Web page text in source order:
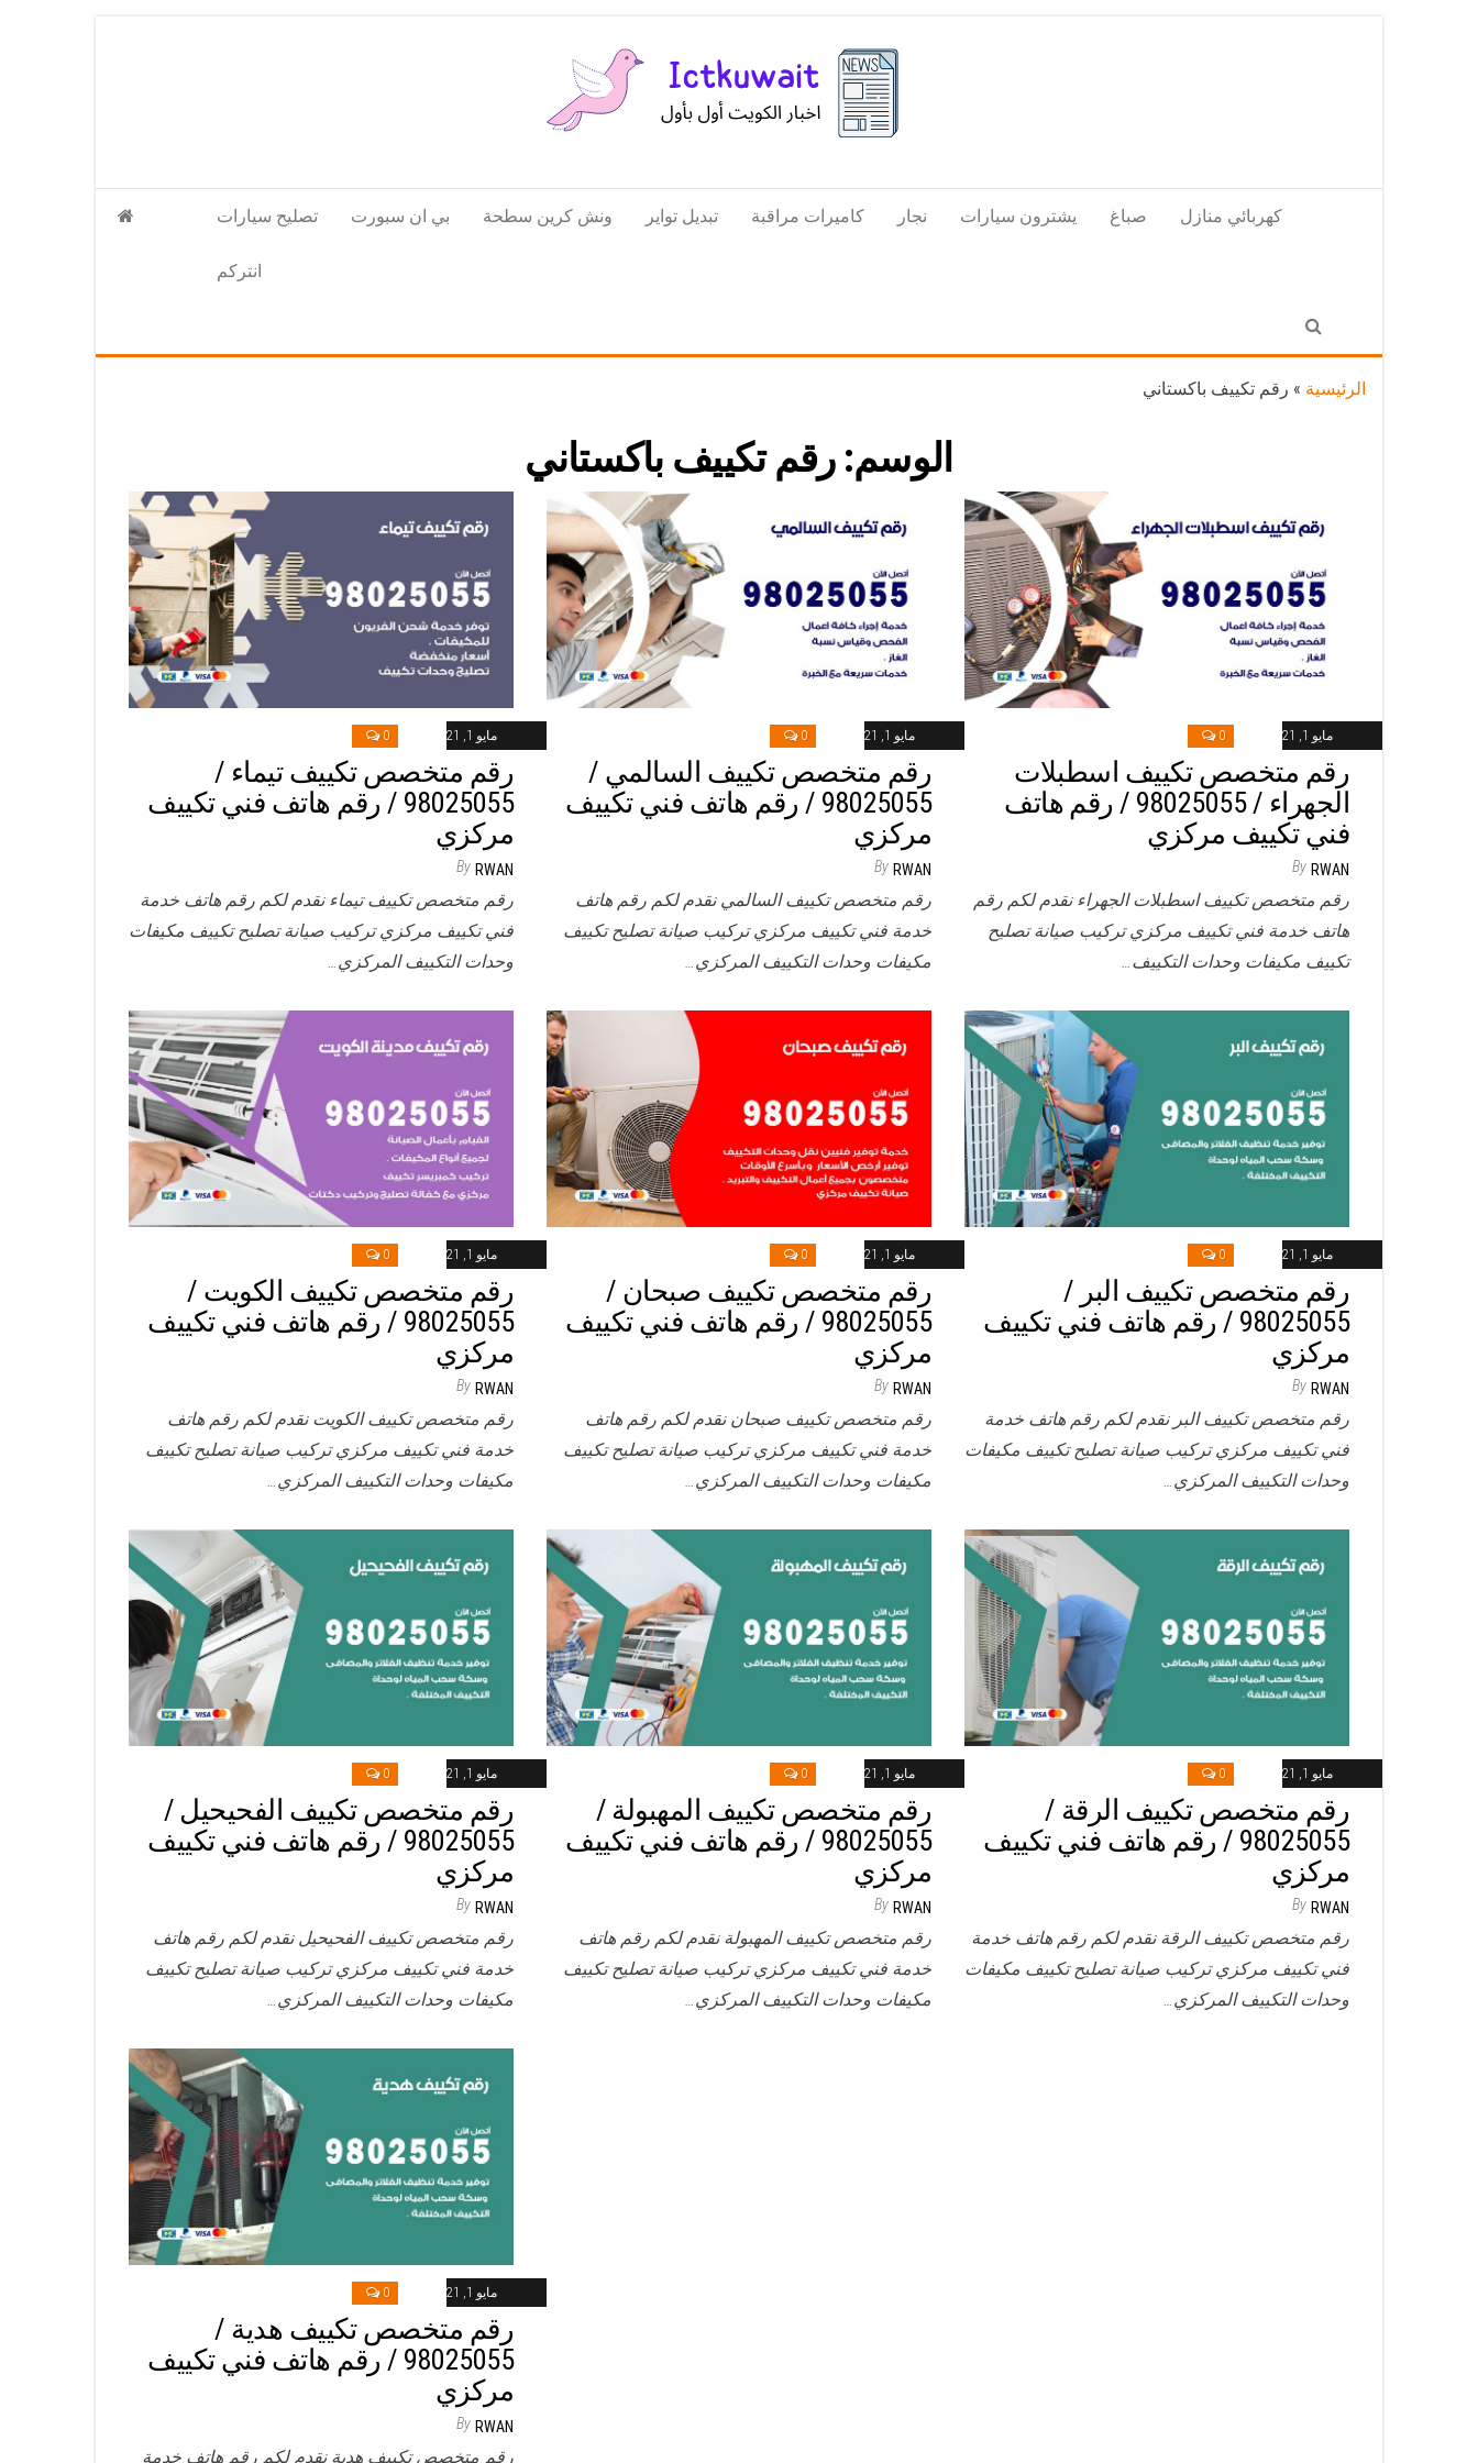
الكويت
تكنولوجيا
المعلومات
تصليح سيارات بي ان سبورت ونش كرين سطحة تبديل تواير كاميرات مراقبة نجار يشترون سيارات صباغ كهربائي منازل
انتركم
الرئيسية » رقم تكييف باكستاني
الوسم:رقم تكييف باكستاني
مايو 1, 2021 0
رقم متخصص تكييف تيماء /
98025055 / رقم هاتف فني تكييف
مركزي
By RWAN
رقم متخصص تكييف تيماء نقدم لكم رقم هاتف خدمة
فني تكييف مركزي تركيب صيانة تصليح تكييف مكيفات
وحدات التكييف المركزي…
مايو 1, 2021 0
رقم متخصص تكييف السالمي /
98025055 / رقم هاتف فني تكييف
مركزي
By RWAN
رقم متخصص تكييف السالمي نقدم لكم رقم هاتف
خدمة فني تكييف مركزي تركيب صيانة تصليح تكييف
مكيفات وحدات التكييف المركزي…
مايو 1, 2021 0
رقم متخصص تكييف اسطبلات
الجهراء / 98025055 / رقم هاتف
فني تكييف مركزي
By RWAN
رقم متخصص تكييف اسطبلات الجهراء نقدم لكم رقم
هاتف خدمة فني تكييف مركزي تركيب صيانة تصليح
تكييف مكيفات وحدات التكييف…
مايو 1, 2021 0
رقم متخصص تكييف الكويت /
98025055 / رقم هاتف فني تكييف
مركزي
By RWAN
رقم متخصص تكييف الكويت نقدم لكم رقم هاتف
خدمة فني تكييف مركزي تركيب صيانة تصليح تكييف
مكيفات وحدات التكييف المركزي…
مايو 1, 2021 0
رقم متخصص تكييف صبحان /
98025055 / رقم هاتف فني تكييف
مركزي
By RWAN
رقم متخصص تكييف صبحان نقدم لكم رقم هاتف
خدمة فني تكييف مركزي تركيب صيانة تصليح تكييف
مكيفات وحدات التكييف المركزي…
مايو 1, 2021 0
رقم متخصص تكييف البر /
98025055 / رقم هاتف فني تكييف
مركزي
By RWAN
رقم متخصص تكييف البر نقدم لكم رقم هاتف خدمة
فني تكييف مركزي تركيب صيانة تصليح تكييف مكيفات
وحدات التكييف المركزي…
مايو 1, 2021 0
رقم متخصص تكييف الفحيحيل /
98025055 / رقم هاتف فني تكييف
مركزي
By RWAN
رقم متخصص تكييف الفحيحيل نقدم لكم رقم هاتف
خدمة فني تكييف مركزي تركيب صيانة تصليح تكييف
مكيفات وحدات التكييف المركزي…
مايو 1, 2021 0
رقم متخصص تكييف المهبولة /
98025055 / رقم هاتف فني تكييف
مركزي
By RWAN
رقم متخصص تكييف المهبولة نقدم لكم رقم هاتف
خدمة فني تكييف مركزي تركيب صيانة تصليح تكييف
مكيفات وحدات التكييف المركزي…
مايو 1, 2021 0
رقم متخصص تكييف الرقة /
98025055 / رقم هاتف فني تكييف
مركزي
By RWAN
رقم متخصص تكييف الرقة نقدم لكم رقم هاتف خدمة
فني تكييف مركزي تركيب صيانة تصليح تكييف مكيفات
وحدات التكييف المركزي…
مايو 1, 2021 0
رقم متخصص تكييف هدية /
98025055 / رقم هاتف فني تكييف
مركزي
By RWAN
رقم متخصص تكييف هدية نقدم لكم رقم هاتف خدمة